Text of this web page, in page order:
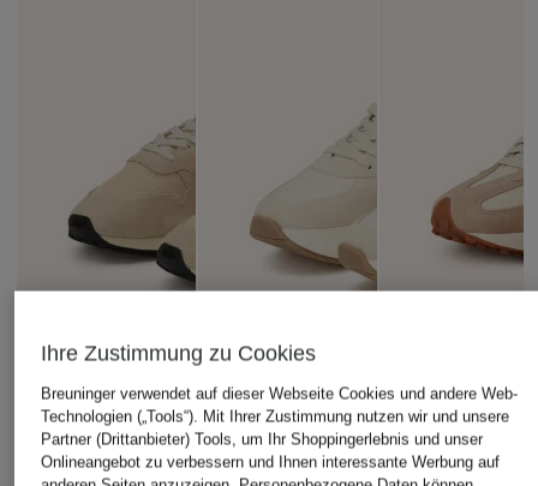
Ihre Zustimmung zu Cookies
Breuninger verwendet auf dieser Webseite Cookies und andere Web-
Technologien („Tools“). Mit Ihrer Zustimmung nutzen wir und unsere
Partner (Drittanbieter) Tools, um Ihr Shoppingerlebnis und unser
Onlineangebot zu verbessern und Ihnen interessante Werbung auf